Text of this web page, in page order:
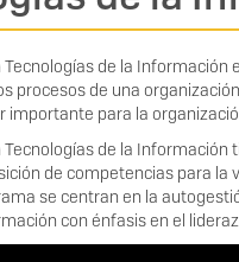
de la
procesos de una
importante para la
de la
de competencias para la
se centran en la
con énfasis en el